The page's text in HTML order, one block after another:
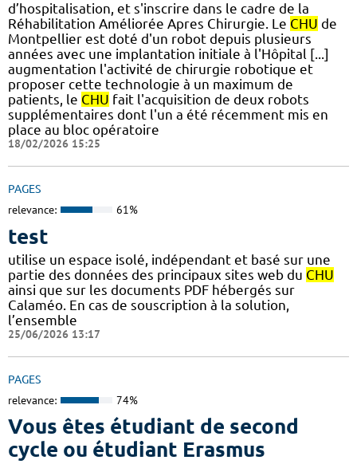
d’hospitalisation, et s'inscrire dans le cadre de la
Réhabilitation Améliorée Apres Chirurgie. Le CHU de
Montpellier est doté d'un robot depuis plusieurs
années avec une implantation initiale à l'Hôpital [...]
augmentation l'activité de chirurgie robotique et
proposer cette technologie à un maximum de
patients, le CHU fait l'acquisition de deux robots
supplémentaires dont l'un a été récemment mis en
place au bloc opératoire
18/02/2026 15:25
PAGES
relevance: 61%
test
utilise un espace isolé, indépendant et basé sur une
partie des données des principaux sites web du CHU
ainsi que sur les documents PDF hébergés sur
Calaméo. En cas de souscription à la solution,
l’ensemble
25/06/2026 13:17
PAGES
relevance: 74%
Vous êtes étudiant de second
cycle ou étudiant Erasmus